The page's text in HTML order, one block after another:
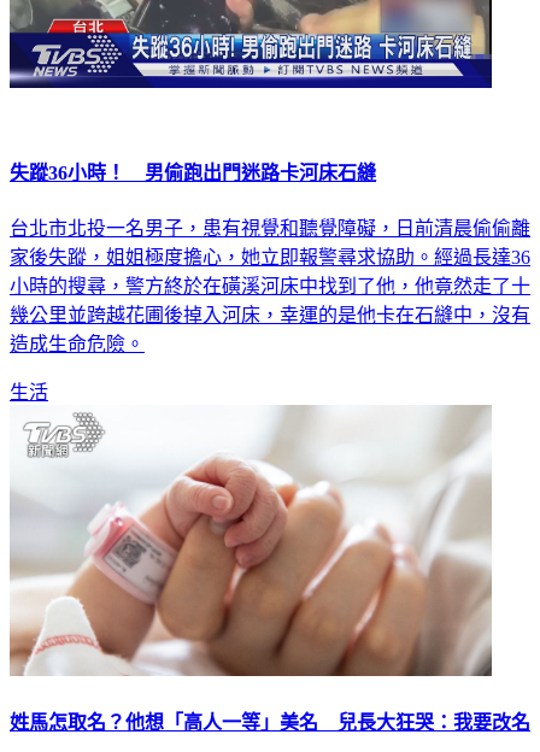
失蹤36小時！ 男偷跑出門迷路卡河床石縫
台北市北投一名男子，患有視覺和聽覺障礙，日前清晨偷偷離
家後失蹤，姐姐極度擔心，她立即報警尋求協助。經過長達36
小時的搜尋，警方終於在磺溪河床中找到了他，他竟然走了十
幾公里並跨越花圃後掉入河床，幸運的是他卡在石縫中，沒有
造成生命危險。
生活
姓馬怎取名？他想「高人一等」美名 兒長大狂哭：我要改名